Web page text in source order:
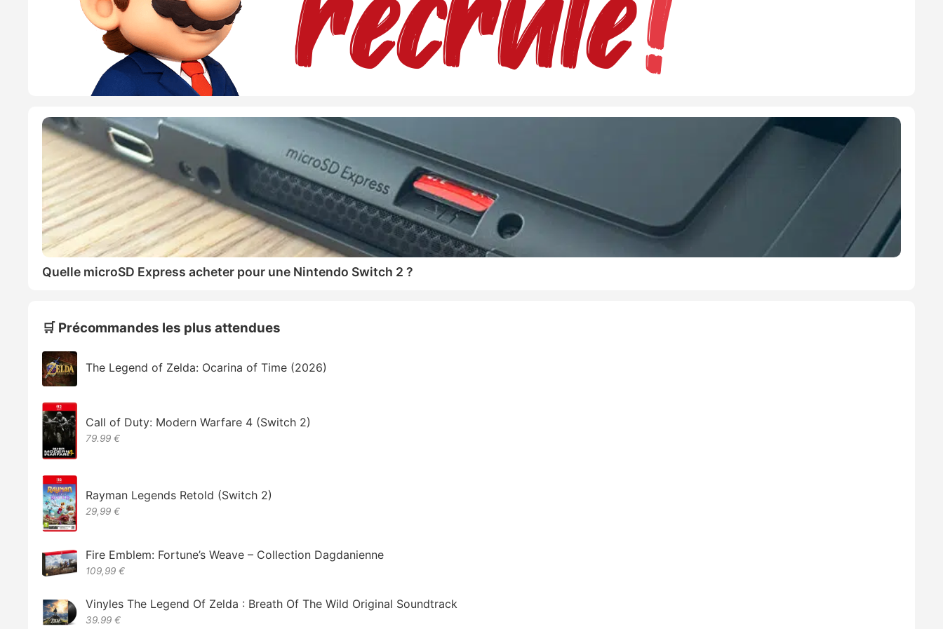
Quelle microSD Express acheter pour une Nintendo Switch 2 ?
🛒 Précommandes les plus attendues
The Legend of Zelda: Ocarina of Time (2026)
Call of Duty: Modern Warfare 4 (Switch 2)
79.99 €
Rayman Legends Retold (Switch 2)
29,99 €
Fire Emblem: Fortune’s Weave – Collection Dagdanienne
109,99 €
Vinyles The Legend Of Zelda : Breath Of The Wild Original Soundtrack
39.99 €